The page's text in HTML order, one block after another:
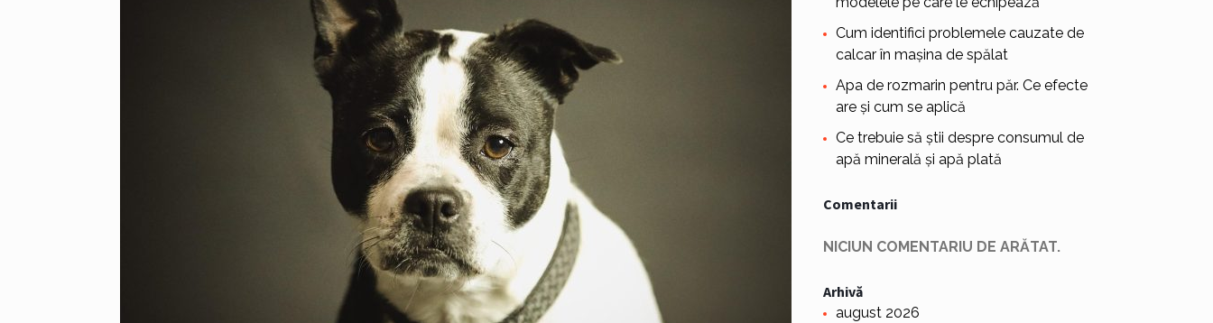
Cum identifici problemele cauzate de
calcar în mașina de spălat
Apa de rozmarin pentru păr. Ce efecte
are și cum se aplică
Ce trebuie să știi despre consumul de
apă minerală și apă plată
Comentarii
NICIUN COMENTARIU DE ARĂTAT.
Arhivă
august 2026